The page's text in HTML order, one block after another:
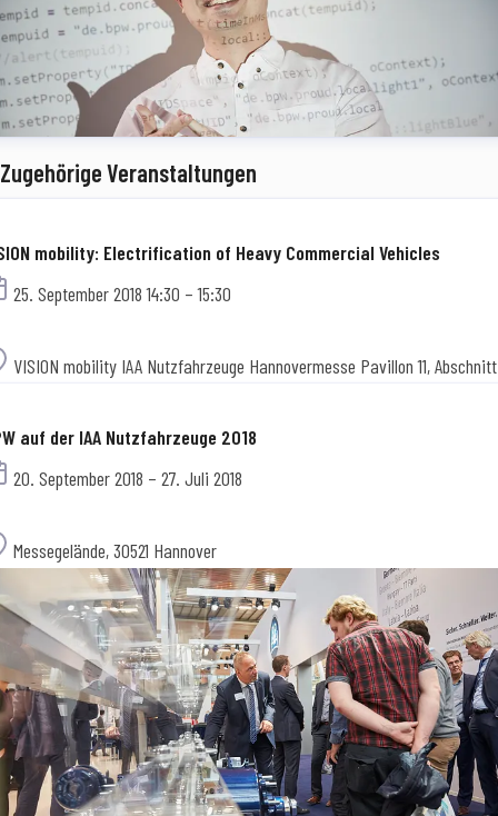
Zugehörige Veranstaltungen
mobility: Electrification of Heavy Commercial Vehicles
Termin
25. September 2018 14:30 – 15:30
Ort
VISION mobility IAA Nutzfahrzeuge Hannovermesse Pavillon 11,
auf der IAA Nutzfahrzeuge 2018
Termin
20. September 2018 – 27. Juli 2018
Ort
Messegelände, 30521 Hannover